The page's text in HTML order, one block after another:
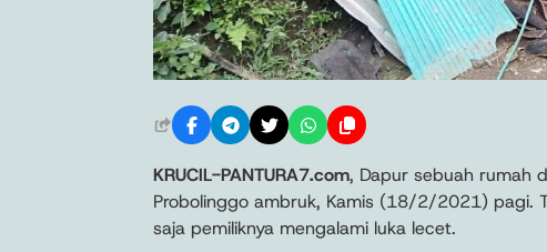
KRUCIL-PANTURA7.com, Dapur sebuah rumah
Probolinggo ambruk, Kamis (18/2/2021) pagi.
saja pemiliknya mengalami luka lecet.